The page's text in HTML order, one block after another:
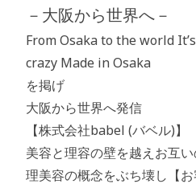
－大阪から世界へ－
From Osaka to the world
crazy Made in Osaka
を掲げ
大阪から世界へ発信
【株式会社babel (バベル)】
美容と理容の壁を越えお互い
理美容の概念をぶち壊し【お